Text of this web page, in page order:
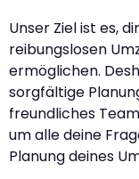
Unser Ziel ist es,
reibungslosen
ermöglichen.
sorgfältige
freundliches
um alle deine
Planung deines